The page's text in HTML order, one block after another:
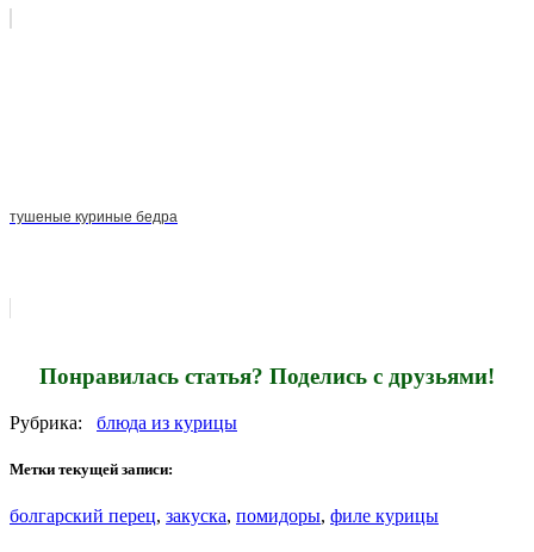
тушеные куриные бедра
Понравилась статья? Поделись с друзьями!
Рубрика: блюда из курицы
Метки текущей записи:
болгарский перец, закуска, помидоры, филе курицы